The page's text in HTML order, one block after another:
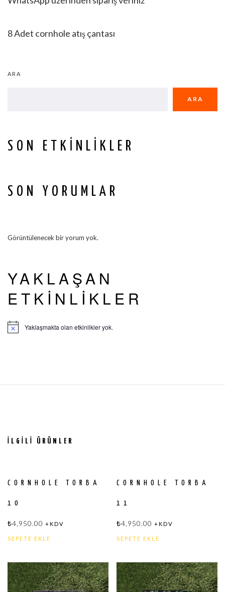
8 Adet cornhole atış çantası
ARA
ARA
SON ETKINLIKLER
SON YORUMLAR
Görüntülenecek bir yorum yok.
YAKLAŞAN
ETKINLIKLER
Yaklaşmakta olan etkinlikler yok.
İLGILI ÜRÜNLER
CORNHOLE TORBA
10
₺4,950.00 +KDV
SEPETE EKLE
CORNHOLE TORBA
11
₺4,950.00 +KDV
SEPETE EKLE